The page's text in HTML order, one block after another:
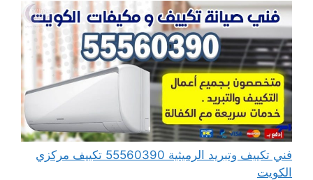
فني تكييف وتبريد الرميثية 55560390 تكييف مركزي
الكويت